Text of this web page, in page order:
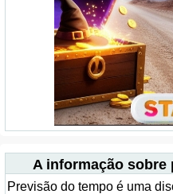
A informação sobre
Previsão do tempo é uma